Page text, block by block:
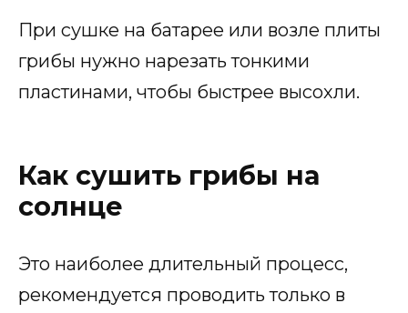
При сушке на батарее или возле плиты
грибы нужно нарезать тонкими
пластинами, чтобы быстрее высохли.
Как сушить грибы на
солнце
Это наиболее длительный процесс,
рекомендуется проводить только в